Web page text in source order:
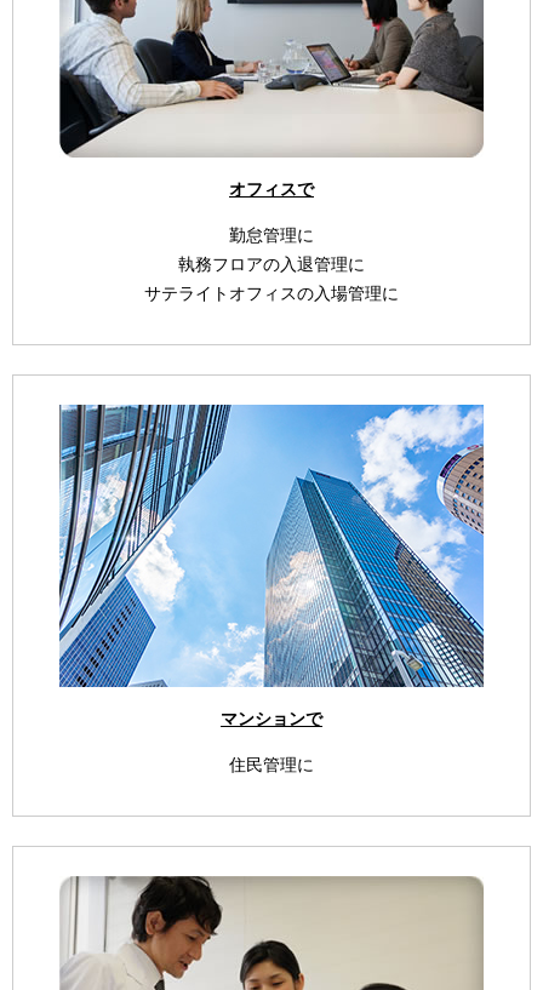
オフィスで
勤怠管理に
執務フロアの入退管理に
サテライトオフィスの入場管理に
マンションで
住民管理に